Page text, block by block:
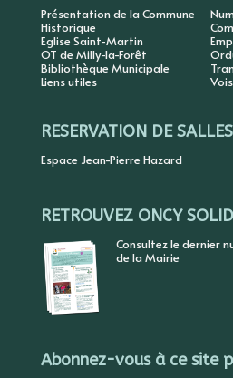
Présentation de la Commune
Historique
Eglise Saint-Martin
OT de Milly-la-Forêt
Bibliothèque Municipale
Liens utiles
RESERVATION DE SALLES
Espace Jean-Pierre Hazard
RETROUVEZ ONCY
Consultez le dernier
de la Mairie
Abonnez-vous à ce site